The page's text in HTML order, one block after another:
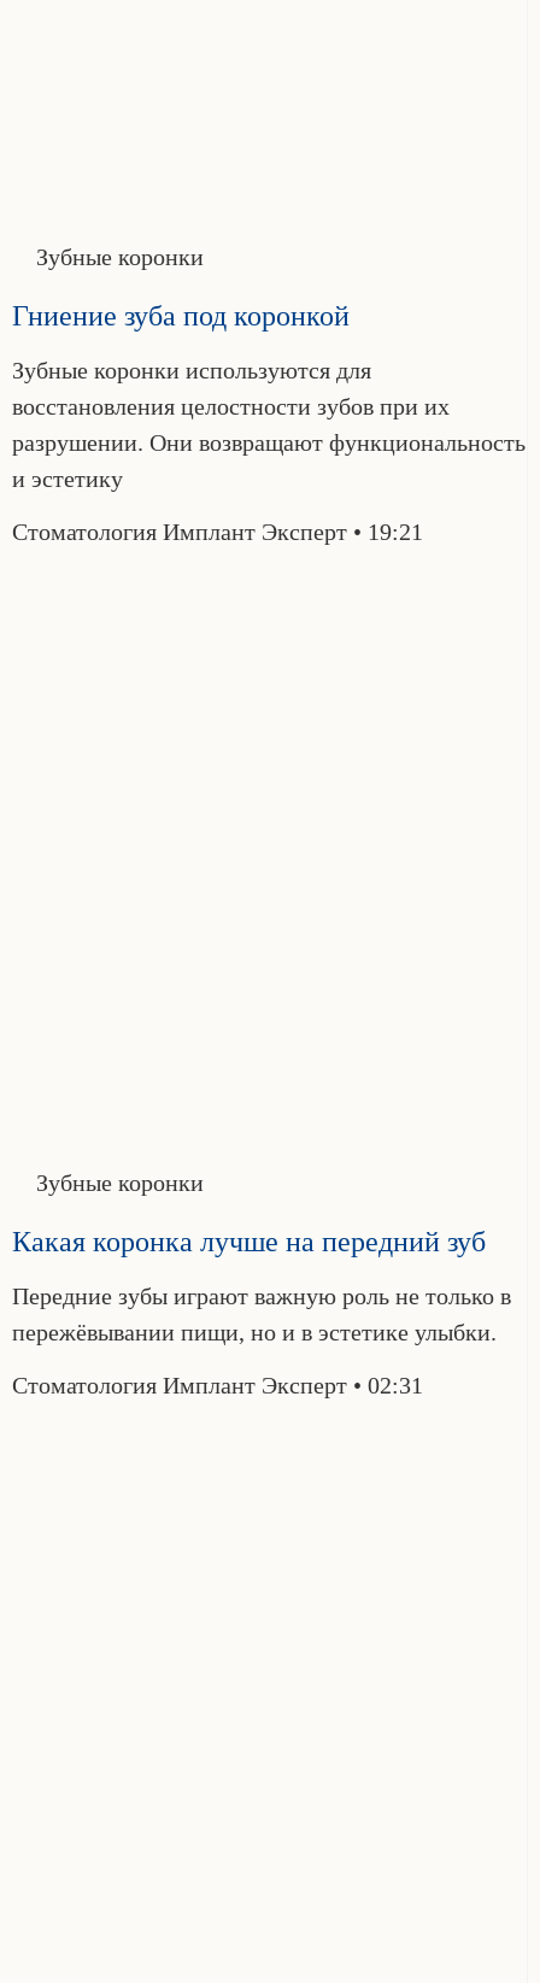
Зубные коронки
Гниение зуба под коронкой
Зубные коронки используются для
восстановления целостности зубов при их
разрушении. Они возвращают функциональность
и эстетику
Стоматология Имплант Эксперт 19:21
Зубные коронки
Какая коронка лучше на передний зуб
Передние зубы играют важную роль не только в
пережёвывании пищи, но и в эстетике улыбки.
Стоматология Имплант Эксперт 02:31